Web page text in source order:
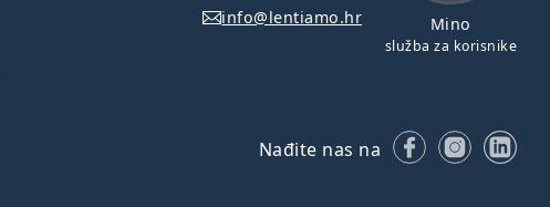
Mino
služba za korisnike
info@lentiamo.hr
Nađite nas na Facebooku